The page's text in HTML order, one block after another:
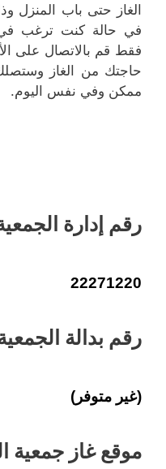
الغاز حتى باب المنزل
في حالة كنت ترغب
فقط قم بالاتصال على
حاجتك من الغاز
ممكن وفي نفس اليوم.
رقم إدارة
22271220
رقم بدالة
(غير متوفر)
موقع غاز جمعية